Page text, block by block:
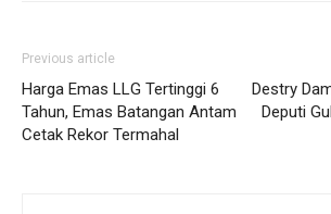
Previous article
Harga Emas LLG Tertinggi 6
Tahun, Emas Batangan Antam
Cetak Rekor Termahal
Destry
Deputi